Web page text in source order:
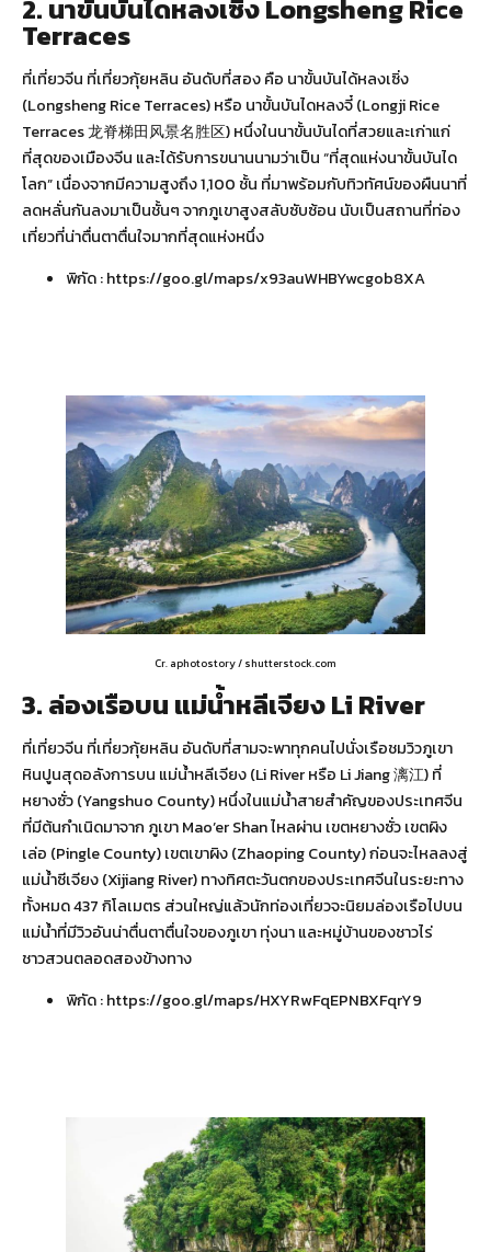
2. นาขั้นบันไดหลงเซิ่ง Longsheng Rice
Terraces
ที่เที่ยวจีน ที่เที่ยวกุ้ยหลิน อันดับที่สอง คือ นาขั้นบันได้หลงเซิ่ง
(Longsheng Rice Terraces) หรือ นาขั้นบันไดหลงจี๋ (Longji Rice
Terraces 龙脊梯田风景名胜区) หนึ่งในนาขั้นบันไดที่สวยและเก่าแก่
ที่สุดของเมืองจีน และได้รับการขนานนามว่าเป็น “ที่สุดแห่งนาขั้นบันได
โลก” เนื่องจากมีความสูงถึง 1,100 ชั้น ที่มาพร้อมกับทิวทัศน์ของผืนนาที่
ลดหลั่นกันลงมาเป็นชั้นๆ จากภูเขาสูงสลับซับซ้อน นับเป็นสถานที่ท่อง
เที่ยวที่น่าตื่นตาตื่นใจมากที่สุดแห่งหนึ่ง
พิกัด :https://goo.gl/maps/x93auWHBYwcgob8XA
Cr. aphotostory / shutterstock.com
3. ล่องเรือบน แม่น้ำหลีเจียง Li River
ที่เที่ยวจีน ที่เที่ยวกุ้ยหลิน อันดับที่สามจะพาทุกคนไปนั่งเรือชมวิวภูเขา
หินปูนสุดอลังการบน แม่น้ำหลีเจียง (Li River หรือ Li Jiang 漓江) ที่
หยางซั่ว (Yangshuo County) หนึ่งในแม่น้ำสายสำคัญของประเทศจีน
ที่มีต้นกำเนิดมาจาก ภูเขา Mao’er Shan ไหลผ่าน เขตหยางซั่ว เขตผิง
เล่อ (Pingle County) เขตเขาผิง (Zhaoping County) ก่อนจะไหลลงสู่
แม่น้ำซีเจียง (Xijiang River) ทางทิศตะวันตกของประเทศจีนในระยะทาง
ทั้งหมด 437 กิโลเมตร ส่วนใหญ่แล้วนักท่องเที่ยวจะนิยมล่องเรือไปบน
แม่น้ำที่มีวิวอันน่าตื่นตาตื่นใจของภูเขา ทุ่งนา และหมู่บ้านของชาวไร่
ชาวสวนตลอดสองข้างทาง
พิกัด :https://goo.gl/maps/HXYRwFqEPNBXFqrY9